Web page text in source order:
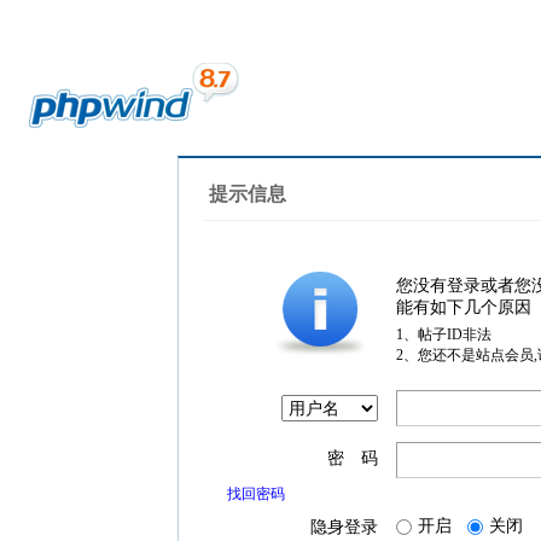
提示信息
您没有登录或者您
能有如下几个原因
1、帖子ID非法
2、您还不是站点会员
密 码
找回密码
隐身登录 开启 关闭